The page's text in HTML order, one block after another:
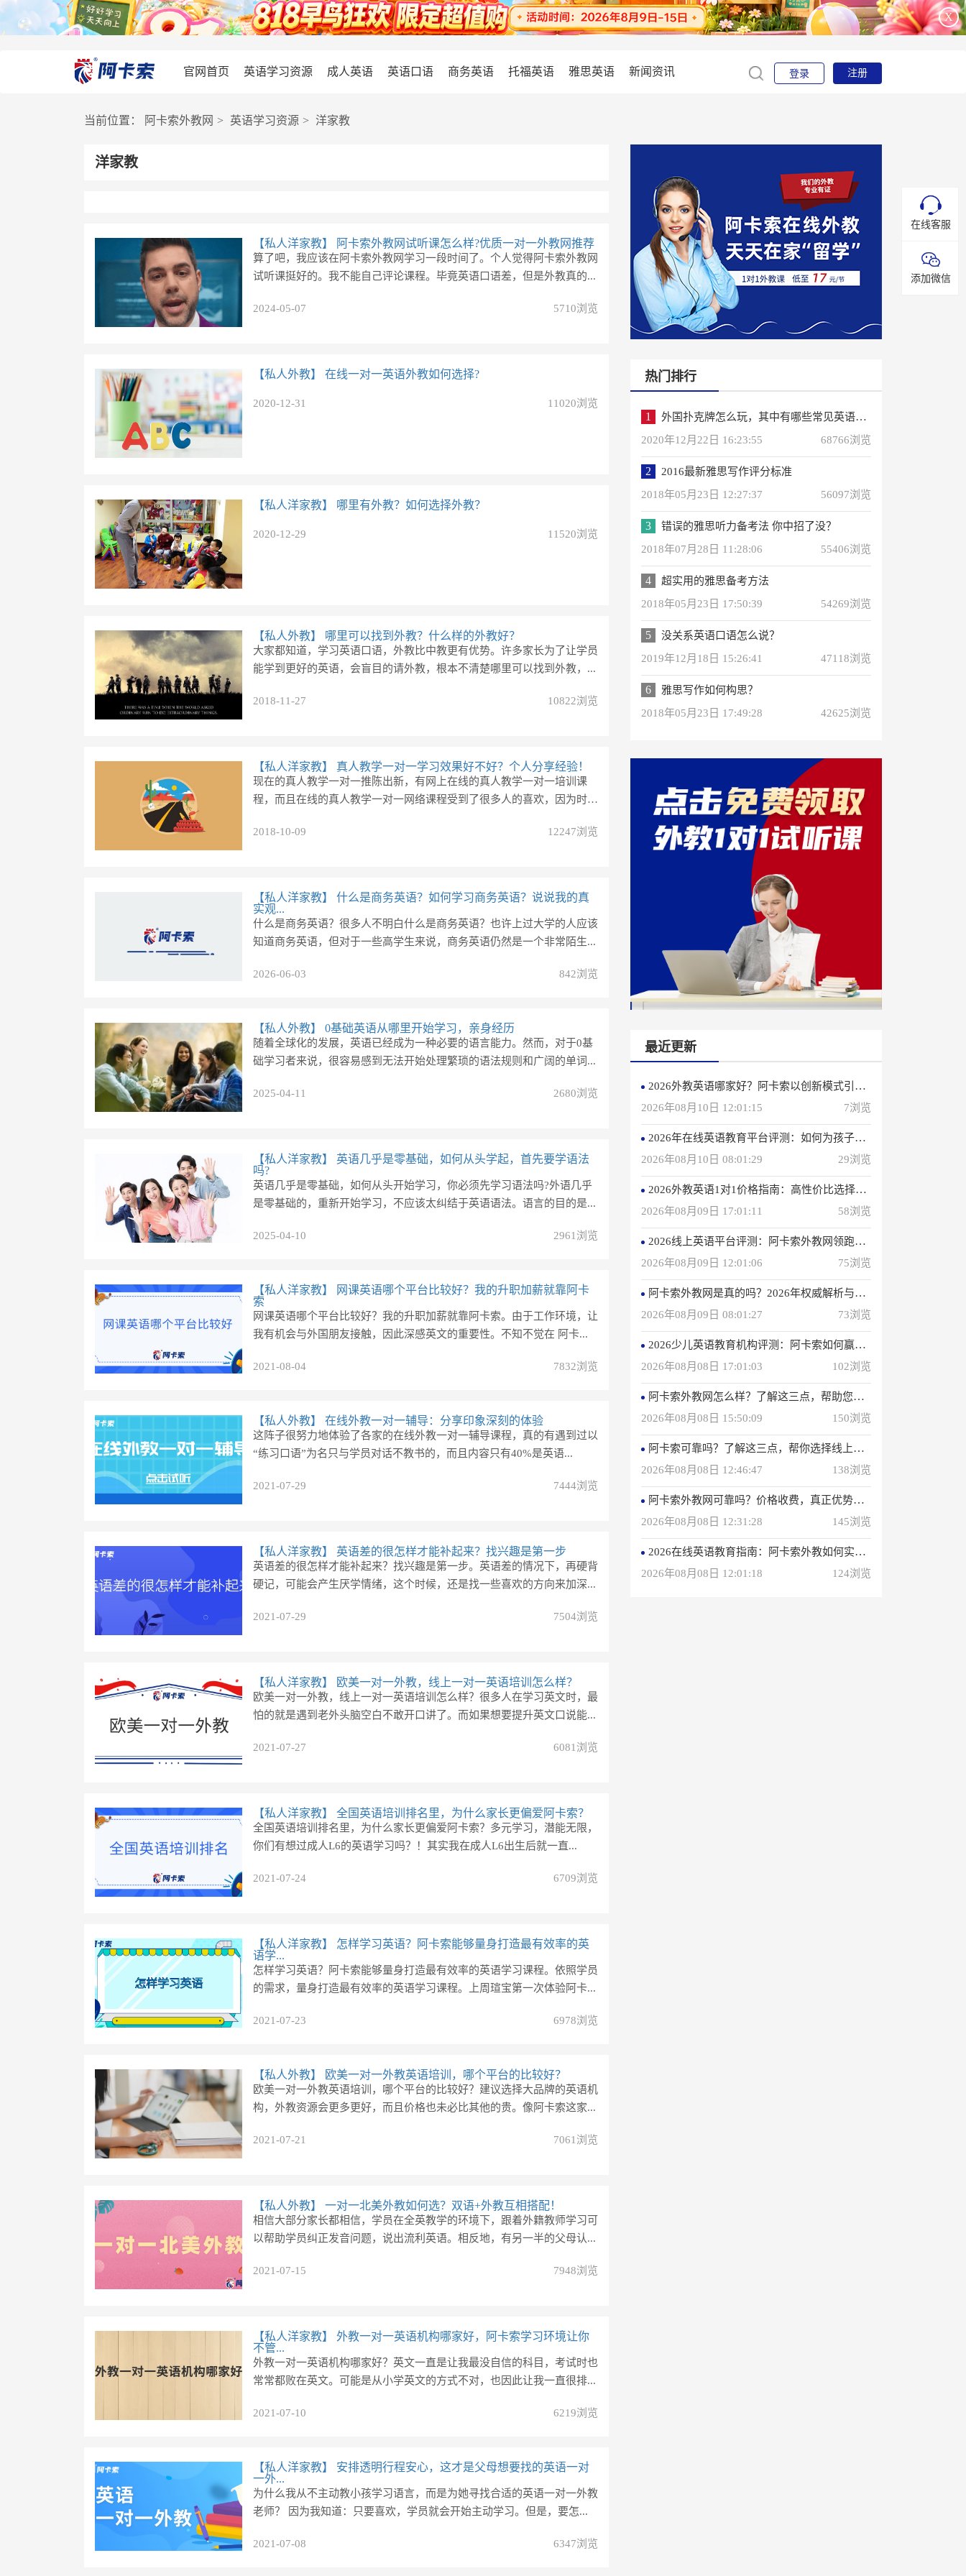
官网首页 英语学习资源 成人英语 英语口语 商务英语 托福英语 雅思英语 新闻资讯 登录 注册
当前位置： 阿卡索外教网 > 英语学习资源 > 洋家教
洋家教
【私人洋家教】 阿卡索外教网试听课怎么样?优质一对一外教网推荐
算了吧，我应该在阿卡索外教网学习一段时间了。个人觉得阿卡索外教网
试听课挺好的。我不能自己评论课程。毕竟英语口语差，但是外教真的...
2024-05-07 5710浏览
【私人外教】 在线一对一英语外教如何选择?
2020-12-31 11020浏览
【私人洋家教】 哪里有外教？如何选择外教？
2020-12-29 11520浏览
【私人外教】 哪里可以找到外教？什么样的外教好？
大家都知道，学习英语口语，外教比中教更有优势。许多家长为了让学员
能学到更好的英语，会盲目的请外教，根本不清楚哪里可以找到外教，...
2018-11-27 10822浏览
【私人洋家教】 真人教学一对一学习效果好不好？个人分享经验！
现在的真人教学一对一推陈出新，有网上在线的真人教学一对一培训课
程，而且在线的真人教学一对一网络课程受到了很多人的喜欢，因为时
2018-10-09
12247浏览
【私人洋家教】
什么是商务英语？如何学习商务英语？说说我的真
实观...
什么是商务英语？很多人不明白什么是商务英语？也许上过大学的人应该
知道商务英语，但对于一些高学生来说，商务英语仍然是一个非常陌生...
2026-06-03 842浏览
【私人外教】 0基础英语从哪里开始学习，亲身经历
随着全球化的发展，英语已经成为一种必要的语言能力。然而，对于0基
础学习者来说，很容易感到无法开始处理繁琐的语法规则和广阔的单词...
2025-04-11 2680浏览
【私人洋家教】
英语几乎是零基础，如何从头学起，首先要学语法
吗?
英语几乎是零基础，如何从头开始学习，你必须先学习语法吗?外语几乎
是零基础的，重新开始学习，不应该太纠结于英语语法。语言的目的是...
2025-04-10 2961浏览
【私人洋家教】
网课英语哪个平台比较好？我的升职加薪就靠阿卡
索
网课英语哪个平台比较好？我的升职加薪就靠阿卡索。由于工作环境，让
我有机会与外国朋友接触，因此深感英文的重要性。不知不觉在 阿卡...
2021-08-04 7832浏览
【私人外教】 在线外教一对一辅导：分享印象深刻的体验
这阵子很努力地体验了各家的在线外教一对一辅导课程，真的有遇到过以
“练习口语”为名只与学员对话不教书的，而且内容只有40%是英语...
2021-07-29 7444浏览
【私人洋家教】 英语差的很怎样才能补起来？找兴趣是第一步
英语差的很怎样才能补起来？找兴趣是第一步。英语差的情况下，再硬背
硬记，可能会产生厌学情绪，这个时候，还是找一些喜欢的方向来加深...
2021-07-29 7504浏览
【私人洋家教】 欧美一对一外教，线上一对一英语培训怎么样？
欧美一对一外教，线上一对一英语培训怎么样？很多人在学习英文时，最
怕的就是遇到老外头脑空白不敢开口讲了。而如果想要提升英文口说能...
2021-07-27 6081浏览
【私人洋家教】 全国英语培训排名里，为什么家长更偏爱阿卡索？
全国英语培训排名里，为什么家长更偏爱阿卡索？多元学习，潜能无限，
你们有想过成人L6的英语学习吗？！其实我在成人L6出生后就一直...
2021-07-24 6709浏览
【私人洋家教】
怎样学习英语？阿卡索能够量身打造最有效率的英
语学...
怎样学习英语？阿卡索能够量身打造最有效率的英语学习课程。依照学员
的需求，量身打造最有效率的英语学习课程。上周瑄宝第一次体验阿卡...
2021-07-23 6978浏览
【私人外教】 欧美一对一外教英语培训，哪个平台的比较好？
欧美一对一外教英语培训，哪个平台的比较好？建议选择大品牌的英语机
构，外教资源会更多更好，而且价格也未必比其他的贵。像阿卡索这家...
2021-07-21 7061浏览
【私人外教】 一对一北美外教如何选？双语+外教互相搭配！
相信大部分家长都相信，学员在全英教学的环境下，跟着外籍教师学习可
以帮助学员纠正发音问题，说出流利英语。相反地，有另一半的父母认...
2021-07-15 7948浏览
【私人洋家教】
外教一对一英语机构哪家好，阿卡索学习环境让你
不管...
外教一对一英语机构哪家好？英文一直是让我最没自信的科目，考试时也
常常都败在英文。可能是从小学英文的方式不对，也因此让我一直很排...
2021-07-10 6219浏览
【私人洋家教】
安排透明行程安心，这才是父母想要找的英语一对
一外...
为什么我从不主动教小孩学习语言，而是为她寻找合适的英语一对一外教
老师？ 因为我知道：只要喜欢，学员就会开始主动学习。但是，要怎...
2021-07-08 6347浏览
热门排行
1
外国扑克牌怎么玩，其中有哪些常见英语词汇？
2020年12月22日 16:23:55
68766浏览
2
2016最新雅思写作评分标准
2018年05月23日 12:27:37
56097浏览
3
错误的雅思听力备考法 你中招了没？
2018年07月28日 11:28:06
55406浏览
4
超实用的雅思备考方法
2018年05月23日 17:50:39
54269浏览
5
没关系英语口语怎么说？
2019年12月18日 15:26:41
47118浏览
6
雅思写作如何构思？
2018年05月23日 17:49:28
42625浏览
最近更新
2026外教英语哪家好？阿卡索以创新模式引领行业
2026年08月10日 12:01:15
7浏览
2026年在线英语教育平台评测：如何为孩子选择优质网课
2026年08月10日 08:01:29
29浏览
2026外教英语1对1价格指南：高性价比选择攻略
2026年08月09日 17:01:11
58浏览
2026线上英语平台评测：阿卡索外教网领跑行业
2026年08月09日 12:01:06
75浏览
阿卡索外教网是真的吗？2026年权威解析与选择建议
2026年08月09日 08:01:27
73浏览
2026少儿英语教育机构评测：阿卡索如何赢得4000万用户信赖？
2026年08月08日 17:01:03
102浏览
阿卡索外教网怎么样？了解这三点，帮助您选择在线英语学习方法
2026年08月08日 15:50:09
150浏览
阿卡索可靠吗？了解这三点，帮你选择线上英语课程
2026年08月08日 12:46:47
138浏览
阿卡索外教网可靠吗？价格收费，真正优势一次性说明
2026年08月08日 12:31:28
145浏览
2026在线英语教育指南：阿卡索外教如何实现高效学习？
2026年08月08日 12:01:18
124浏览
在线客服
添加微信
X